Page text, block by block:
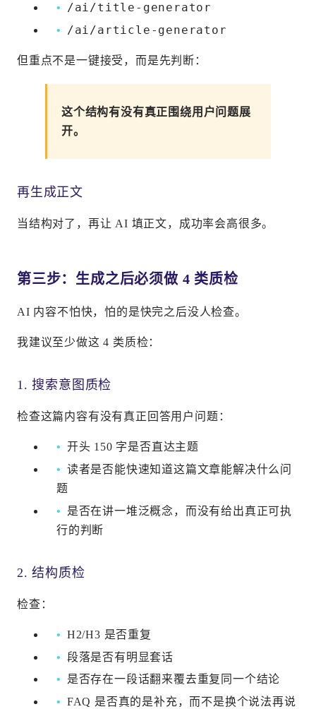
/ai/title-generator
/ai/article-generator
但重点不是一键接受，而是先判断：
这个结构有没有真正围绕用户问题展
开。
再生成正文
当结构对了，再让 AI 填正文，成功率会高很多。
第三步：生成之后必须做 4 类质检
AI 内容不怕快，怕的是快完之后没人检查。
我建议至少做这 4 类质检：
1. 搜索意图质检
检查这篇内容有没有真正回答用户问题：
开头 150 字是否直达主题
读者是否能快速知道这篇文章能解决什么问
题
是否在讲一堆泛概念，而没有给出真正可执
行的判断
2. 结构质检
检查：
H2/H3 是否重复
段落是否有明显套话
是否存在一段话翻来覆去重复同一个结论
FAQ 是否真的是补充，而不是换个说法再说